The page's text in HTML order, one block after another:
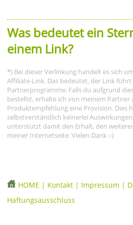
Was bedeutet ein
einem Link?
*) Bei dieser Verlinkung handelt es sich
Affiliate-Link. Das bedeutet, der Link
Partnerprogramme. Falls du aufgrund
bestellst, erhalte ich von meinem Partner
Produktempfehlung eine Provision. Dies
selbstverständlich keinerlei
unterstützt damit den Erhalt, den
meiner Internetseite. Vielen Dank :-)
HOME | Kontakt | Impressum |
Haftungsausschluss